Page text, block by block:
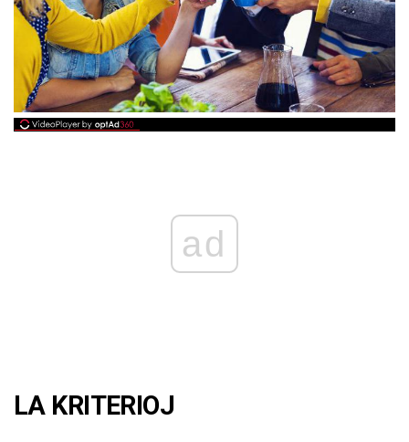
ad
LA KRITERIOJ